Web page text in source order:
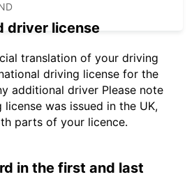
driver license
translation of your driving
driving license for the
additional driver Please note
was issued in the UK,
parts of your licence.
in the first and last